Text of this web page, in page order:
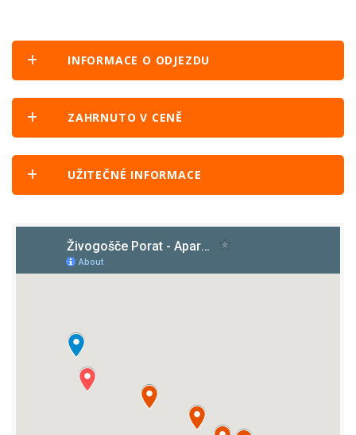
INFORMACE O ODJEZDU
ZAHRNUTO V CENĚ
UŽITEČNÉ INFORMACE